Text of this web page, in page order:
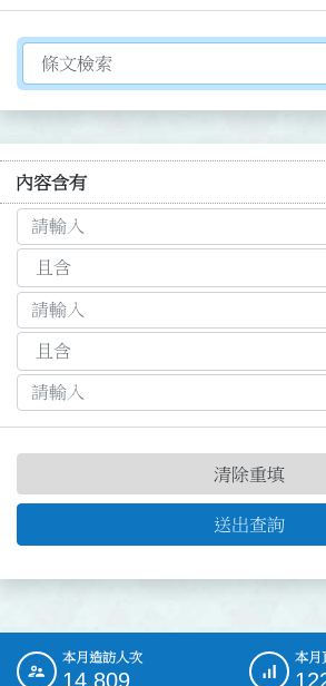
切換選擇法規資訊內容
內容含有
送出查詢
清除重填
::: 本月造訪人次
14,809
本月